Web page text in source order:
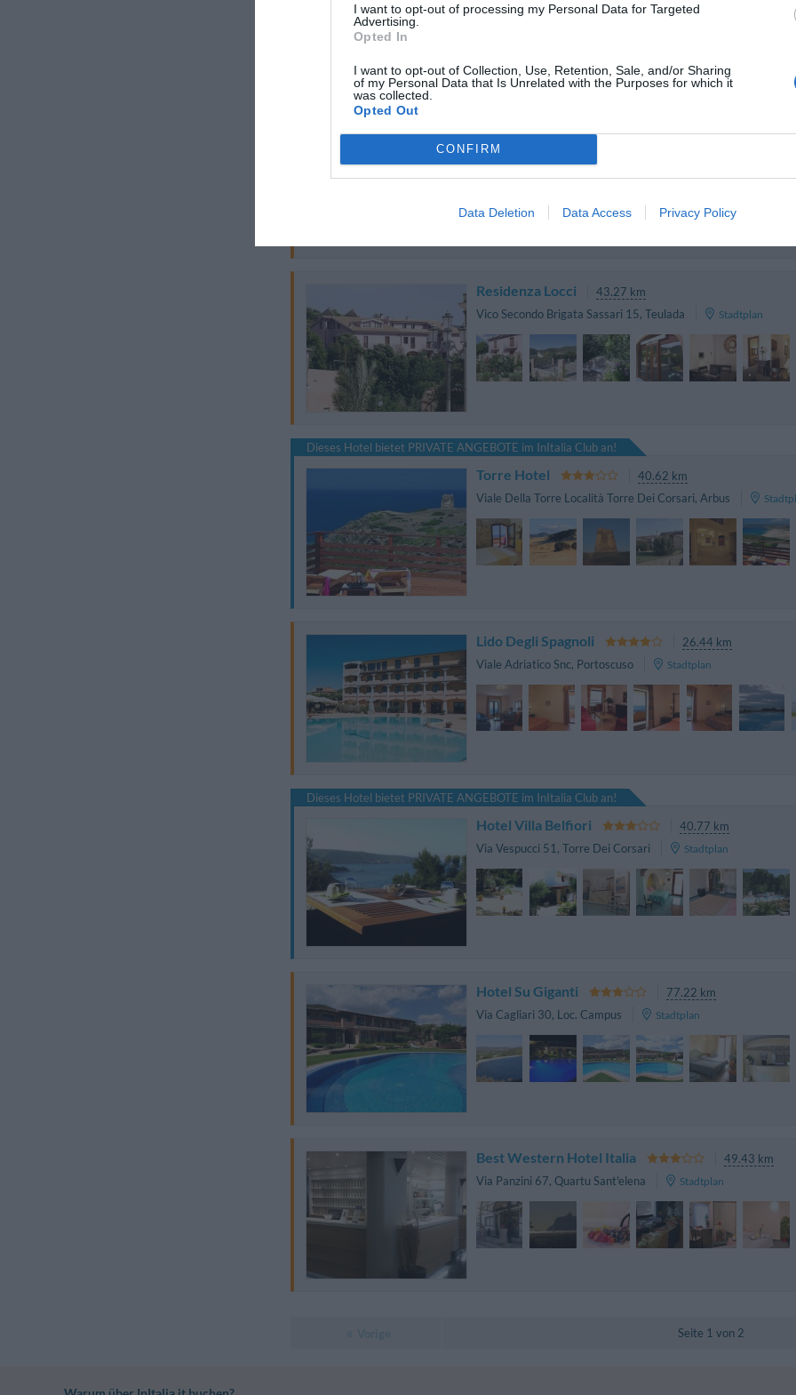
I want to opt-out of processing my Personal Data for Targeted
Advertising.
Opted In
I want to opt-out of Collection, Use, Retention, Sale, and/or Sharing
of my Personal Data that Is Unrelated with the Purposes for which it
was collected.
Opted Out
CONFIRM
Data Deletion Data Access Privacy Policy
Vico III Dei Genovesi 10
Residenza Locci
43.27 km
Vico Secondo Brigata Sassari 15, Teulada Stadtplan
Dieses Hotel bietet PRIVATE ANGEBOTE im InItalia Club an!
Torre Hotel
40.62 km
Viale Della Torre Località Torre Dei Corsari, Arbus
Lido Degli Spagnoli
26.44 km
Viale Adriatico Snc, Portoscuso Stadtplan
Dieses Hotel bietet PRIVATE ANGEBOTE im InItalia Club an!
Hotel Villa Belfiori
40.77 km
Via Vespucci 51 , Torre Dei Corsari Stadtplan
Hotel Su Giganti
77.22 km
Via Cagliari 30, Loc. Campus Stadtplan
Best Western Hotel Italia
49.43 km
Via Panzini 67, Quartu Sant'elena Stadtplan
Seite 1 von 2